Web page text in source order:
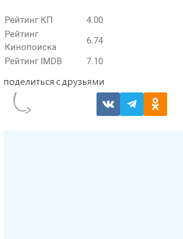
Рейтинг КП
4.00
Рейтинг
Кинопоиска
6.74
Рейтинг IMDB
7.10